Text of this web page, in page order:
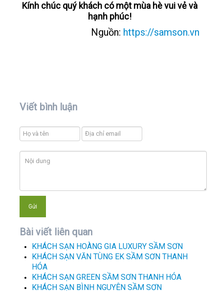
Kính chúc quý khách có một mùa hè vui vẻ và
hạnh phúc!
Nguồn: https://samson.vn
Viết bình luận
Bài viết liên quan
KHÁCH SẠN HOÀNG GIA LUXURY SẦM SƠN
KHÁCH SẠN VĂN TÙNG EK SẦM SƠN THANH
HÓA
KHÁCH SẠN GREEN SẦM SƠN THANH HÓA
KHÁCH SẠN BÌNH NGUYÊN SẦM SƠN